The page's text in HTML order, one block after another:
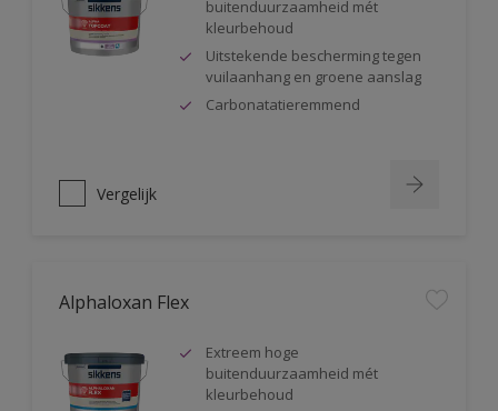
buitenduurzaamheid mét
kleurbehoud
Uitstekende bescherming tegen
vuilaanhang en groene aanslag
Carbonatatieremmend
Vergelijk
Alphaloxan Flex
Extreem hoge
buitenduurzaamheid mét
kleurbehoud